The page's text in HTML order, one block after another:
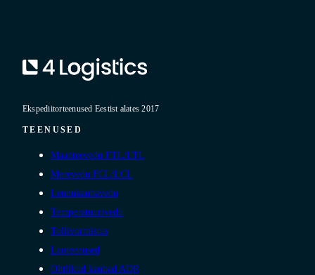
Ekspediitorteenused Eestist alates 2017
TEENUSED
Maanteevedu FTL/LTL
Merevedu FCL/LCL
Lennukaubavedu
Temperatuurivedu
Tollivormistus
Laoteenused
Ohtlikud kaubad ADR